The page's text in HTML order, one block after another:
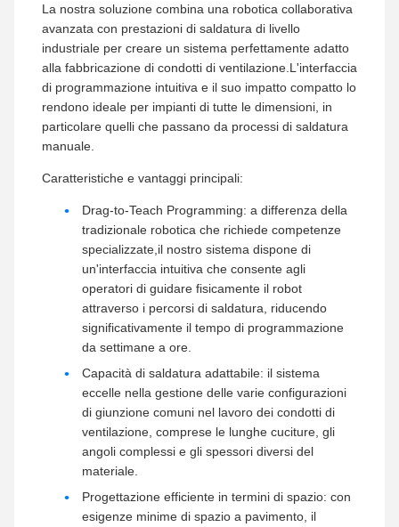
La nostra soluzione combina una robotica collaborativa
avanzata con prestazioni di saldatura di livello
industriale per creare un sistema perfettamente adatto
alla fabbricazione di condotti di ventilazione.L'interfaccia
di programmazione intuitiva e il suo impatto compatto lo
rendono ideale per impianti di tutte le dimensioni, in
particolare quelli che passano da processi di saldatura
manuale.
Caratteristiche e vantaggi principali:
Drag-to-Teach Programming: a differenza della
tradizionale robotica che richiede competenze
specializzate,il nostro sistema dispone di
un'interfaccia intuitiva che consente agli
operatori di guidare fisicamente il robot
attraverso i percorsi di saldatura, riducendo
significativamente il tempo di programmazione
da settimane a ore.
Capacità di saldatura adattabile: il sistema
eccelle nella gestione delle varie configurazioni
di giunzione comuni nel lavoro dei condotti di
ventilazione, comprese le lunghe cuciture, gli
angoli complessi e gli spessori diversi del
materiale.
Progettazione efficiente in termini di spazio: con
esigenze minime di spazio a pavimento, il